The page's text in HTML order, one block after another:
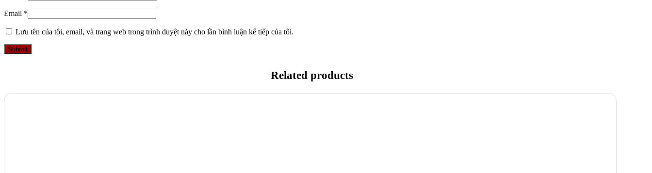
Email *
Lưu tên của tôi, email, và trang web trong trình duyệt này cho lần bình luận kế tiếp của tôi.
Related products